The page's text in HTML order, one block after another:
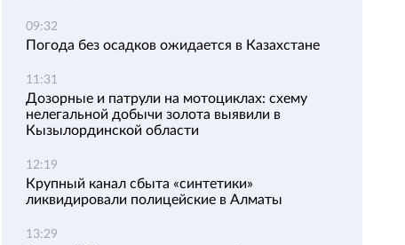
09:32
Погода без осадков ожидается в Казахстане
11:31
Дозорные и патрули на мотоциклах: схему
нелегальной добычи золота выявили в
Кызылординской области
12:19
Крупный канал сбыта «синтетики»
ликвидировали полицейские в Алматы
13:29